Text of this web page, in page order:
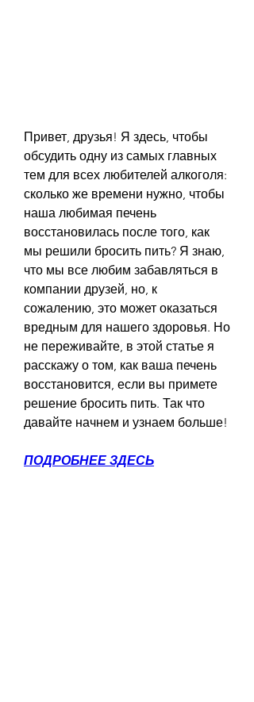
Привет, друзья! Я здесь, чтобы
обсудить одну из самых главных
тем для всех любителей алкоголя:
сколько же времени нужно, чтобы
наша любимая печень
восстановилась после того, как
мы решили бросить пить? Я знаю,
что мы все любим забавляться в
компании друзей, но, к
сожалению, это может оказаться
вредным для нашего здоровья. Но
не переживайте, в этой статье я
расскажу о том, как ваша печень
восстановится, если вы примете
решение бросить пить. Так что
давайте начнем и узнаем больше!
ПОДРОБНЕЕ ЗДЕСЬ